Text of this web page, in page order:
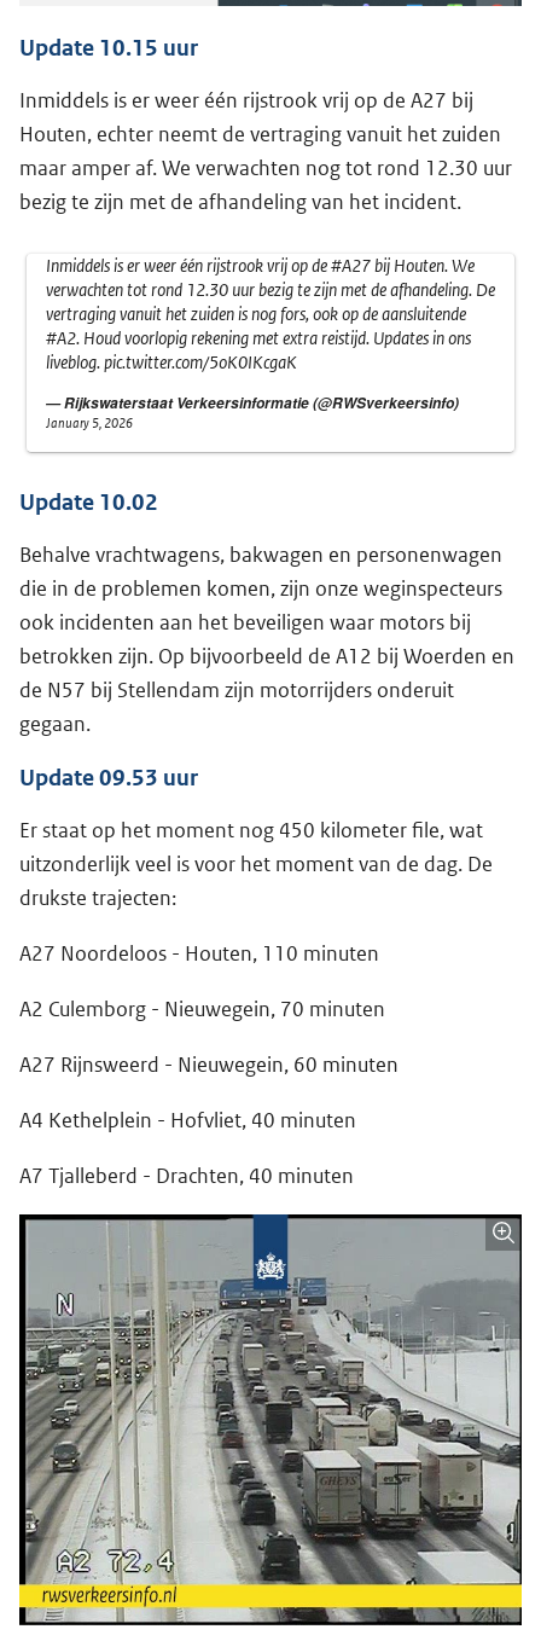
Update 10.15 uur
Inmiddels is er weer één rijstrook vrij op de A27 bij
Houten, echter neemt de vertraging vanuit het zuiden
maar amper af. We verwachten nog tot rond 12.30 uur
bezig te zijn met de afhandeling van het incident.
Inmiddels is er weer één rijstrook vrij op de#A27bij Houten. We
verwachten tot rond 12.30 uur bezig te zijn met de afhandeling. De
vertraging vanuit het zuiden is nog fors, ook op de aansluitende
#A2. Houd voorlopig rekening met extra reistijd. Updates in ons
liveblog.pic.twitter.com/5oK0IKcgaK
— Rijkswaterstaat Verkeersinformatie (@RWSverkeersinfo)
January 5, 2026
Update 10.02
Behalve vrachtwagens, bakwagen en personenwagen
die in de problemen komen, zijn onze weginspecteurs
ook incidenten aan het beveiligen waar motors bij
betrokken zijn. Op bijvoorbeeld de A12 bij Woerden en
de N57 bij Stellendam zijn motorrijders onderuit
gegaan.
Update 09.53 uur
Er staat op het moment nog 450 kilometer file, wat
uitzonderlijk veel is voor het moment van de dag. De
drukste trajecten:
A27 Noordeloos - Houten, 110 minuten
A2 Culemborg - Nieuwegein, 70 minuten
A27 Rijnsweerd - Nieuwegein, 60 minuten
A4 Kethelplein - Hofvliet, 40 minuten
A7 Tjalleberd - Drachten, 40 minuten